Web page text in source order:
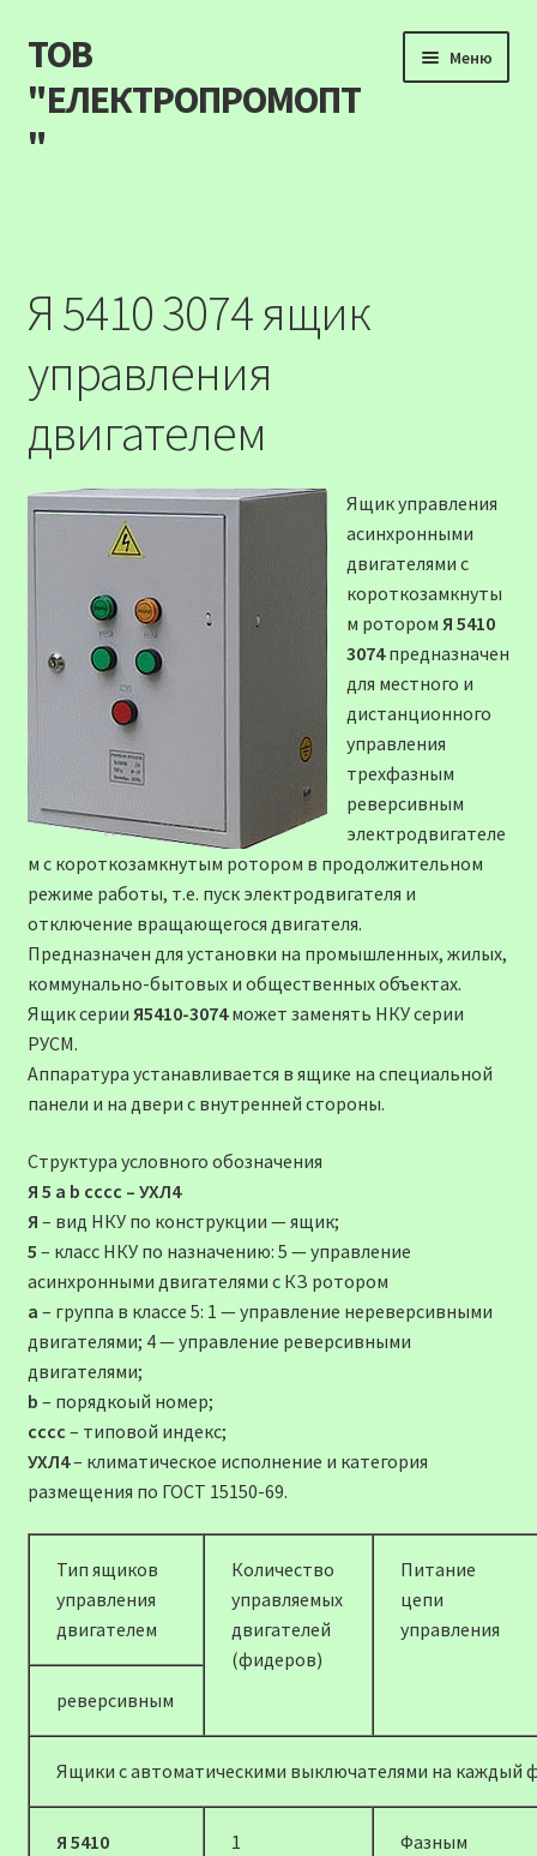
Перейти
до
навігації
Перейти
до
вмісту
ТОВ
"ЕЛЕКТРОПРОМОПТ
"
Меню
Прайс
Контакти
Про компанію
Карта сайту
Я 5410 3074 ящик
управления
двигателем
Ящик управления
асинхронными
двигателями с
короткозамкнуты
м ротором Я 5410
3074предназначен
для местного и
дистанционного
управления
трехфазным
реверсивным
электродвигателе
м с короткозамкнутым ротором в продолжительном
режиме работы, т.е. пуск электродвигателя и
отключение вращающегося двигателя.
Предназначен для установки на промышленных, жилых,
коммунально-бытовых и общественных объектах.
Ящик серии Я5410-3074может заменять НКУ серии
РУСМ.
Аппаратура устанавливается в ящике на специальной
панели и на двери с внутренней стороны.
Структура условного обозначения
Я 5 a b cccc – УХЛ4
Я – вид НКУ по конструкции — ящик;
5 – класс НКУ по назначению: 5 — управление
асинхронными двигателями с КЗ ротором
a – группа в классе 5: 1 — управление нереверсивными
двигателями; 4 — управление реверсивными
двигателями;
b – порядкоый номер;
cccc – типовой индекс;
УХЛ4– климатическое исполнение и категория
размещения по ГОСТ 15150-69.
Тип ящиков
управления
двигателем
Количество
управляемых
двигателей
(фидеров)
Питание
цепи
управления
реверсивным
Ящики с автоматическими выключателями на каждый
Я 5410 1
Фазным